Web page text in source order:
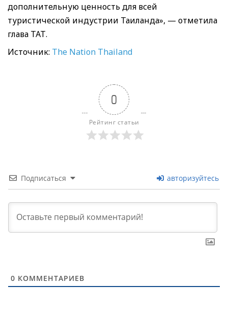
дополнительную ценность для всей
туристической индустрии Таиланда», — отметила
глава ТАТ.
Источник: The Nation Thailand
0
Рейтинг статьи
Подписаться авторизуйтесь
0 КОММЕНТАРИЕВ